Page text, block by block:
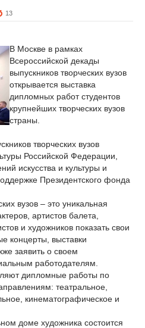
13
В Москве в рамках
Всероссийской декады
выпускников творческих вузов
открывается выставка
дипломных работ студентов
крупнейших творческих вузов
страны.
творческих вузов
Российской Федерации,
искусства и культуры и
Президентского фонда
вузов – это уникальная
артистов балета,
и художников показать свои
концерты, выставки
заявить о своем
работодателям.
дипломные работы по
театральное,
кинематографическое и
доме художника состоится